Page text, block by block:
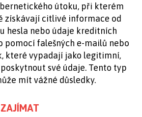
útoku, při kterém
získávají citlivé informace od
hesla nebo údaje kreditních
pomocí falešných e-mailů nebo
které vypadají jako legitimní,
své údaje. Tento typ
mít vážné důsledky.